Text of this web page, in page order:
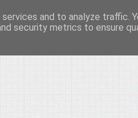
σε κάθε του μορφή και
and to analyze traffic.
security metrics to ensure